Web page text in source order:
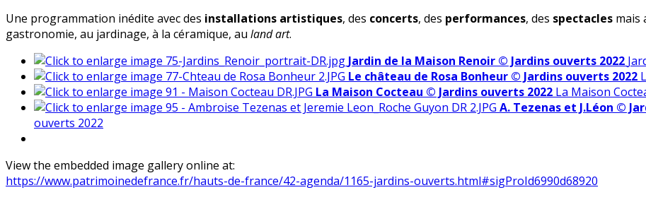
Une programmation inédite avec des installations artistiques, des concerts, des performances, des spectacles mais
gastronomie, au jardinage, à la céramique, au land art.
Jardin de la Maison Renoir © Jardins ouverts 2022
Le château de Rosa Bonheur © Jardins ouverts 2022
La Maison Cocteau © Jardins ouverts 2022 La Maison
A. Tezenas et J.Léon ©
ouverts 2022
View the embedded image gallery online at:
https://www.patrimoinedefrance.fr/hauts-de-france/42-agenda/1165-jardins-ouverts.html#sigProId6990d68920